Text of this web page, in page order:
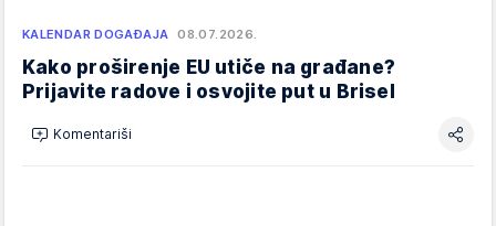
KALENDAR DOGAĐAJA 08.07.2026.
Kako proširenje EU utiče na građane?
Prijavite radove i osvojite put u Brisel
Komentariši